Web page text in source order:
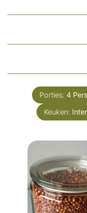
Porties: 4
Keuken: